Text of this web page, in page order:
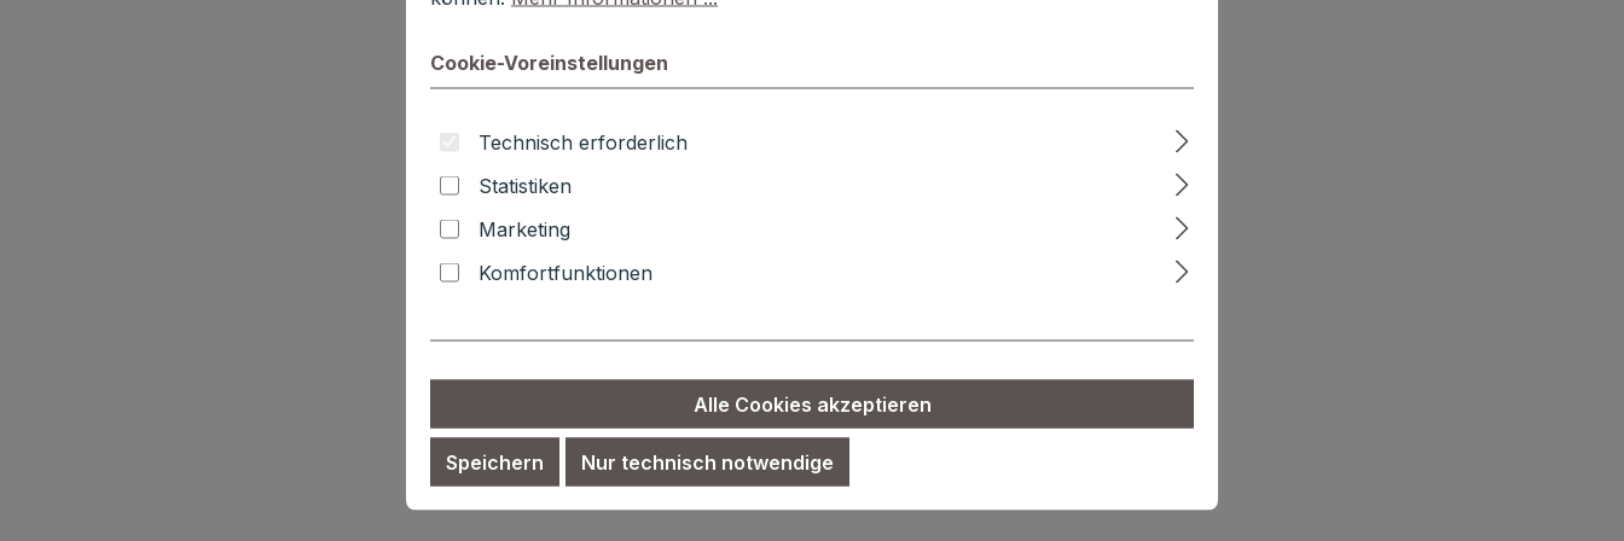
Cookie-Voreinstellungen
Technisch erforderlich
Statistiken
Marketing
Komfortfunktionen
Alle Cookies akzeptieren
Speichern Nur technisch notwendige